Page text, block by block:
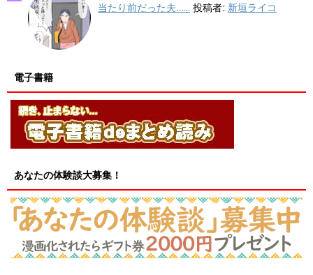
当たり前だった夫…... 投稿者: 新垣ライコ
電子書籍
あなたの体験談大募集！